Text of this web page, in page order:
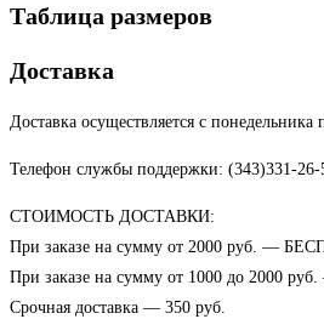
Таблица размеров
Доставка
Доставка осуществляется с понедельника
Телефон службы поддержки: (343)331-
СТОИМОСТЬ ДОСТАВКИ:
При заказе на сумму от 2000 руб. —
При заказе на сумму от 1000 до 2000
Срочная доставка — 350 руб.